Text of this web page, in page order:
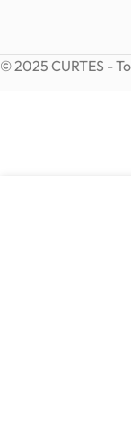
© 2025 CURTES -